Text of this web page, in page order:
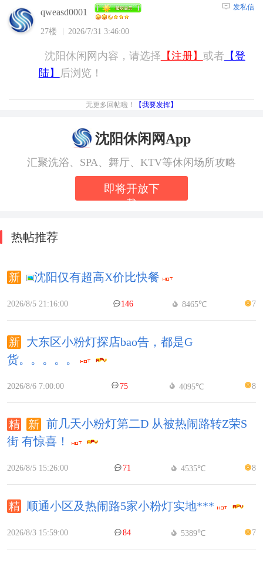
qweasd0001
27楼 2026/7/31 3:46:00
发私信
沈阳休闲网内容，请选择 【注册】 或者 【登
陆】
后浏览！
无更多回帖啦！ 【我要发挥】
沈阳休闲网App
汇聚洗浴、SPA、舞厅、KTV等休闲场所攻略
即将开放下
载
热帖推荐
沈阳仅有超高X价比快餐
2026/8/5 21:16:00 146 8465℃ 7
大东区小粉灯探店bao告，都是G
货。。。。。
2026/8/6 7:00:00 75 4095℃ 8
前几天小粉灯第二D 从被热闹路转Z荣S
街 有惊喜！
2026/8/5 15:26:00 71 4535℃ 8
顺通小区及热闹路5家小粉灯实地***
2026/8/3 15:59:00 84 5389℃ 7